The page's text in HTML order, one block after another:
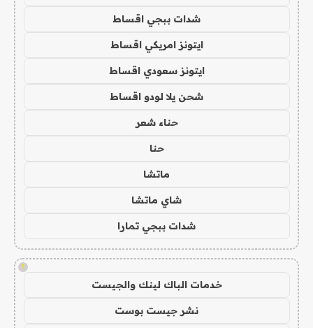
شدات ببجي اقساط
ايتونز امريكي اقساط
ايتونز سعودي اقساط
شحن يلا لودو اقساط
حناء شعر
حنا
ماتشا
شاي ماتشا
شدات ببجي تمارا
!
خدمات الباك لينك والجيست
نشر جيست بوست